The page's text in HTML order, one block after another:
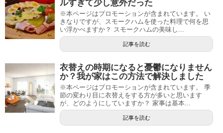
ルすぎて少し意外だった
※本ページはプロモーションが含まれています。 い
きなりですが、スモークハムを使った料理で何を思
い浮かべますか？ スモークハムの美味し...
記事を読む
衣替えの時期になると憂鬱になりません
か？我が家はこの方法で解決しました
※本ページはプロモーションが含まれています。 季
節の変わり目に衣替えをする方が多いと思います
が、どのようにしていますか？ 家事は基本...
記事を読む